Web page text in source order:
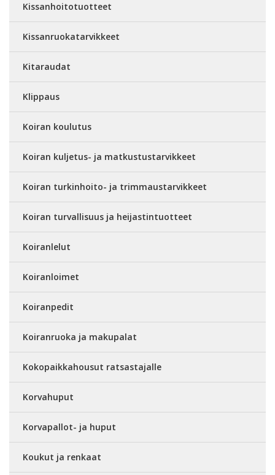
Kissanhoitotuotteet
Kissanruokatarvikkeet
Kitaraudat
Klippaus
Koiran koulutus
Koiran kuljetus- ja matkustustarvikkeet
Koiran turkinhoito- ja trimmaustarvikkeet
Koiran turvallisuus ja heijastintuotteet
Koiranlelut
Koiranloimet
Koiranpedit
Koiranruoka ja makupalat
Kokopaikkahousut ratsastajalle
Korvahuput
Korvapallot- ja huput
Koukut ja renkaat